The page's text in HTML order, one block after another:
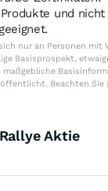
und
nur an Personen
Basisprospekt,
maßgebliche
Beachten Sie
Aktie